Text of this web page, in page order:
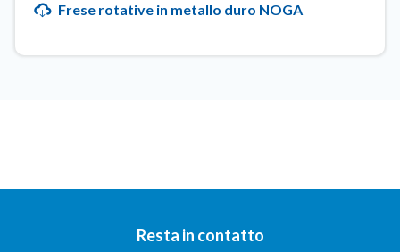
Frese rotative in metallo duro NOGA
Resta in contatto